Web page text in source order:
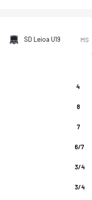
SD Leioa U19 MS
4
8
7
6/7
3/4
3/4